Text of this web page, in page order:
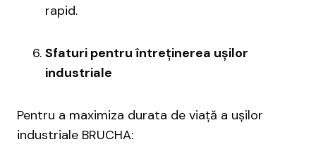
rapid.
Sfaturi pentru întreținerea ușilor
industriale
Pentru a maximiza durata de viață a ușilor
industriale BRUCHA: